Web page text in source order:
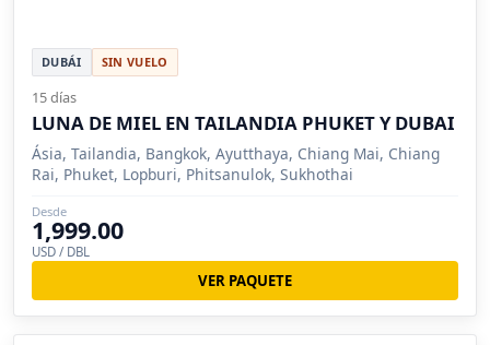
DUBÁI SIN VUELO
15 días
LUNA DE MIEL EN TAILANDIA PHUKET Y DUBAI
Ásia, Tailandia, Bangkok, Ayutthaya, Chiang Mai, Chiang
Rai, Phuket, Lopburi, Phitsanulok, Sukhothai
Desde
1,999.00
USD / DBL
VER PAQUETE